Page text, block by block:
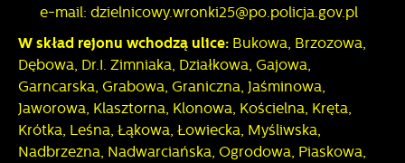
e-mail: dzielnicowy.wronki25@po.policja.gov.pl
W skład rejonu wchodzą ulice: Bukowa, Brzozowa,
Dębowa, Dr.I. Zimniaka, Działkowa, Gajowa,
Garncarska, Grabowa, Graniczna, Jaśminowa,
Jaworowa, Klasztorna, Klonowa, Kościelna, Kręta,
Krótka, Leśna, Łąkowa, Łowiecka, Myśliwska,
Nadbrzeżna, Nadwarciańska, Ogrodowa, Piaskowa,